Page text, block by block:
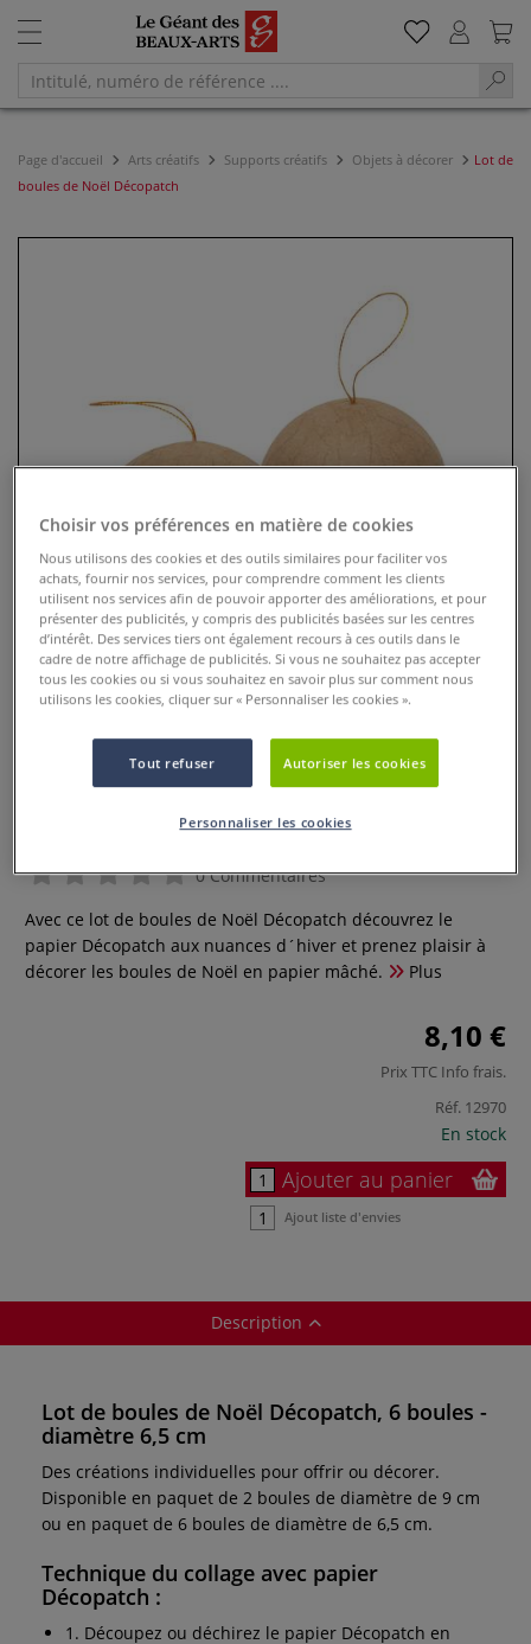
Page d'accueil Arts créatifs Supports créatifs Objets à décorer
Lot de
boules de Noël Décopatch
Lot de boules de Noël Décopatch
0 Commentaires
Avec ce lot de boules de Noël Décopatch découvrez le
papier Décopatch aux nuances d´hiver et prenez plaisir à
décorer les boules de Noël en papier mâché.
Plus
8,10 €
Prix TTC Info frais.
Réf. 12970
En stock
Ajouter au panier
Ajout liste d'envies
Description
Lot de boules de Noël Décopatch, 6 boules -
diamètre 6,5 cm
Des créations individuelles pour offrir ou décorer.
Disponible en paquet de 2 boules de diamètre de 9 cm
ou en paquet de 6 boules de diamètre de 6,5 cm.
Technique du collage avec papier
Décopatch :
1. Découpez ou déchirez le papier Décopatch en
Choisir vos préférences en matière de cookies
Nous utilisons des cookies et des outils similaires pour faciliter vos
achats, fournir nos services, pour comprendre comment les clients
utilisent nos services afin de pouvoir apporter des améliorations, et pour
présenter des publicités, y compris des publicités basées sur les centres
d’intérêt. Des services tiers ont également recours à ces outils dans le
cadre de notre affichage de publicités. Si vous ne souhaitez pas accepter
tous les cookies ou si vous souhaitez en savoir plus sur comment nous
utilisons les cookies, cliquer sur « Personnaliser les cookies ».
Tout refuser Autoriser les cookies
Personnaliser les cookies